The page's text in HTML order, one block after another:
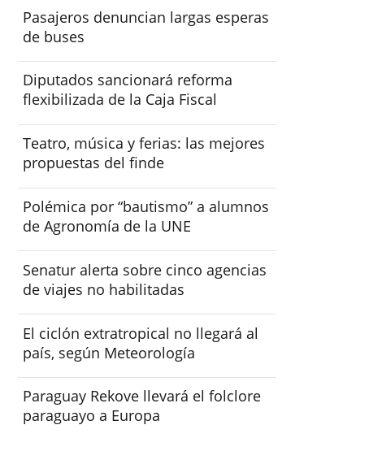
Pasajeros denuncian largas esperas
de buses
Diputados sancionará reforma
flexibilizada de la Caja Fiscal
Teatro, música y ferias: las mejores
propuestas del finde
Polémica por “bautismo” a alumnos
de Agronomía de la UNE
Senatur alerta sobre cinco agencias
de viajes no habilitadas
El ciclón extratropical no llegará al
país, según Meteorología
Paraguay Rekove llevará el folclore
paraguayo a Europa